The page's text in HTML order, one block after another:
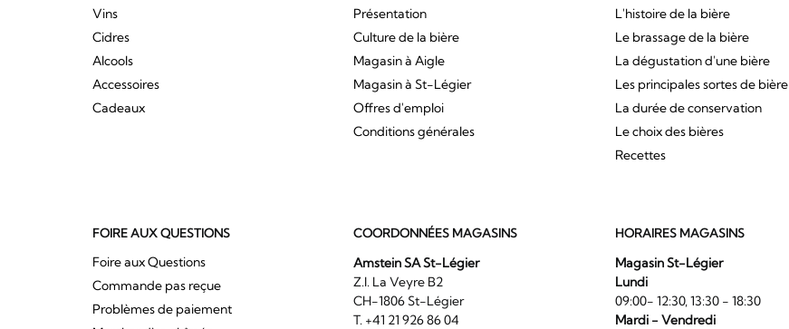
Vins
Cidres
Alcools
Accessoires
Cadeaux
Présentation
Culture de la bière
Magasin à Aigle
Magasin à St-Légier
Offres d'emploi
Conditions générales
L'histoire de la bière
Le brassage de la bière
La dégustation d'une bière
Les principales sortes de bière
La durée de conservation
Le choix des bières
Recettes
FOIRE AUX QUESTIONS
Foire aux Questions
Commande pas reçue
Problèmes de paiement
COORDONNÉES MAGASINS
Amstein SA St-Légier
Z.I. La Veyre B2
CH-1806 St-Légier
T. +41 21 926 86 04
HORAIRES MAGASINS
Magasin St-Légier
Lundi
09:00- 12:30, 13:30 - 18:30
Mardi - Vendredi